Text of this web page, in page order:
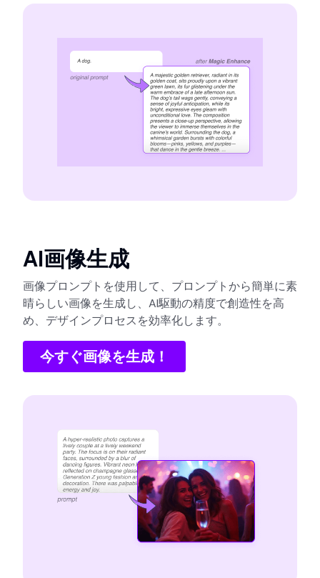
AI画像生成
画像プロンプトを使用して、プロンプトから簡単に素
晴らしい画像を生成し、AI駆動の精度で創造性を高
め、デザインプロセスを効率化します。
今すぐ画像を生成！